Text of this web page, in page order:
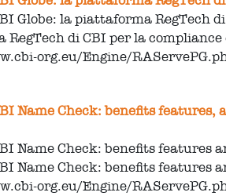
Globe: la piattaforma RegTech
RegTech di CBI per la compliance
org.eu/Engine/
Name Check: benefits
Name Check: benefits features
Name Check: benefits features
org.eu/Engine/